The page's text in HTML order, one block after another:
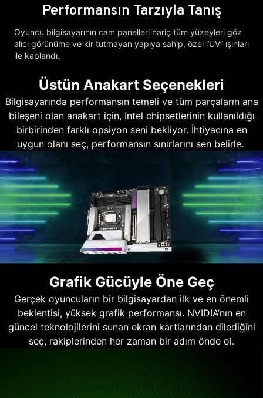
Performansın Tarzıyla Tanış
Oyuncu bilgisayarının cam panelleri hariç tüm yüzeyleri göz
alıcı görünüme ve kir tutmayan yapıya sahip, özel “UV” ışınları
ile kaplandı.
Üstün Anakart Seçenekleri
Bilgisayarında performansın temeli ve tüm parçaların ana
bileşeni olan anakart için, Intel chipsetlerinin kullanıldığı
birbirinden farklı opsiyon seni bekliyor. İhtiyacına en
uygun olanı seç, performansın sınırlarını sen belirle.
Grafik Gücüyle Öne Geç
Gerçek oyuncuların bir bilgisayardan ilk ve en önemli
beklentisi, yüksek grafik performansı. NVIDIA’nın en
güncel teknolojilerini sunan ekran kartlarından dilediğini
seç, rakiplerinden her zaman bir adım önde ol.